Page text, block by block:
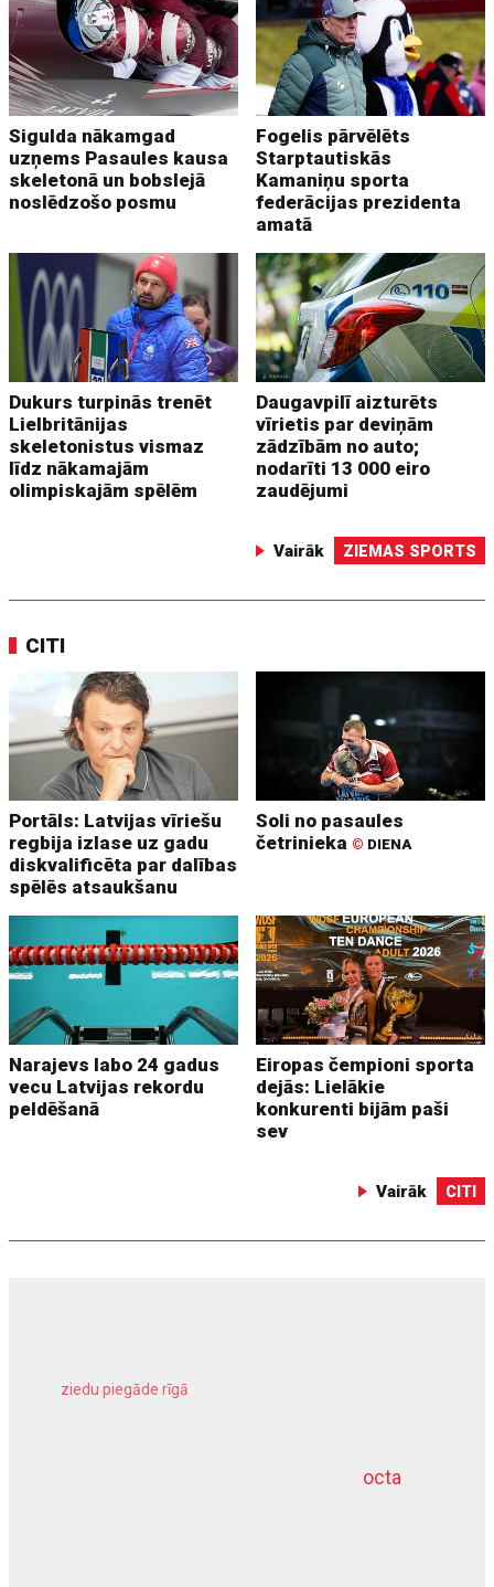
Sigulda nākamgad
uzņems Pasaules kausa
skeletonā un bobslejā
noslēdzošo posmu
Fogelis pārvēlēts
Starptautiskās
Kamaniņu sporta
federācijas prezidenta
amatā
Dukurs turpinās trenēt
Lielbritānijas
skeletonistus vismaz
līdz nākamajām
olimpiskajām spēlēm
Daugavpilī aizturēts
vīrietis par deviņām
zādzībām no auto;
nodarīti 13 000 eiro
zaudējumi
Vairāk ZIEMAS SPORTS
CITI
Portāls: Latvijas vīriešu
regbija izlase uz gadu
diskvalificēta par dalības
spēlēs atsaukšanu
Soli no pasaules
četrinieka © DIENA
Narajevs labo 24 gadus
vecu Latvijas rekordu
peldēšanā
Eiropas čempioni sporta
dejās: Lielākie
konkurenti bijām paši
sev
Vairāk CITI
octa
ziedu piegāde rīgā
dziļurbums